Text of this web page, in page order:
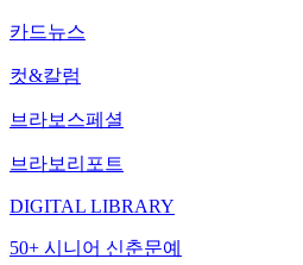
카드뉴스
컷&칼럼
브라보스페셜
브라보리포트
DIGITAL LIBRARY
50+ 시니어 신춘문예